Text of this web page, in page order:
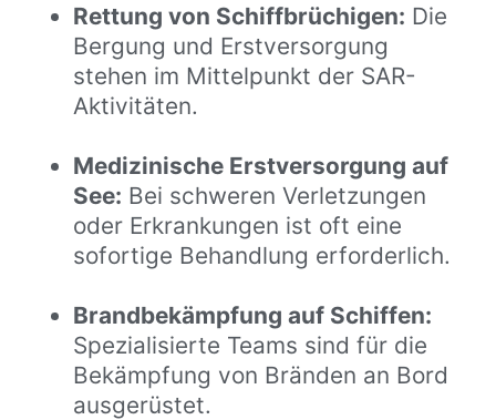
Rettung von Schiffbrüchigen: Die
Bergung und Erstversorgung
stehen im Mittelpunkt der SAR-
Aktivitäten.
Medizinische Erstversorgung auf
See: Bei schweren Verletzungen
oder Erkrankungen ist oft eine
sofortige Behandlung erforderlich.
Brandbekämpfung auf Schiffen:
Spezialisierte Teams sind für die
Bekämpfung von Bränden an Bord
ausgerüstet.